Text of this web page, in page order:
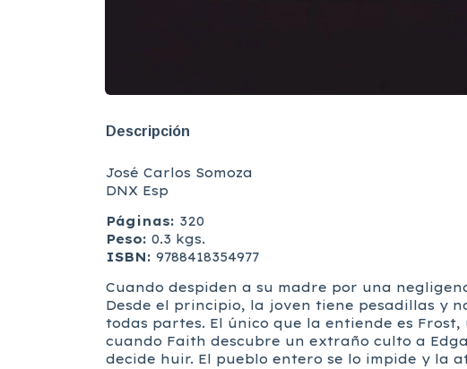
Descripción
José Carlos Somoza
DNX Esp
Páginas: 320
Peso: 0.3 kgs.
ISBN: 9788418354977
Cuando despiden a su madre por una
Desde el principio, la joven tiene pesadillas y
todas partes. El único que la entiende es
cuando Faith descubre un extraño culto a
decide huir. El pueblo entero se lo impide y la